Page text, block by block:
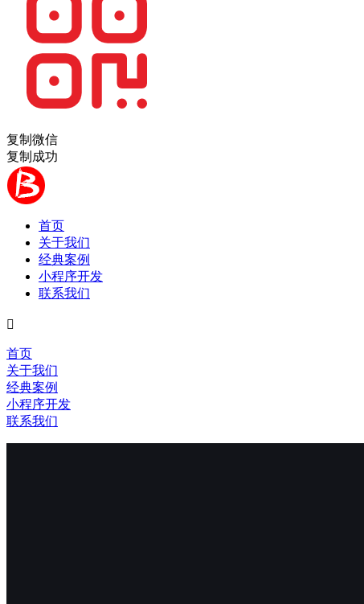
复制微信
复制成功
首页
关于我们
经典案例
小程序开发
联系我们

首页
关于我们
经典案例
小程序开发
联系我们